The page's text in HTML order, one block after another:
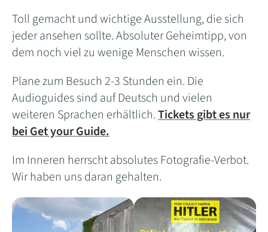
Toll gemacht und wichtige Ausstellung, die sich
jeder ansehen sollte. Absoluter Geheimtipp, von
dem noch viel zu wenige Menschen wissen.
Plane zum Besuch 2-3 Stunden ein. Die
Audioguides sind auf Deutsch und vielen
weiteren Sprachen erhältlich.Tickets gibt es nur
bei Get your Guide.
Im Inneren herrscht absolutes Fotografie-Verbot.
Wir haben uns daran gehalten.